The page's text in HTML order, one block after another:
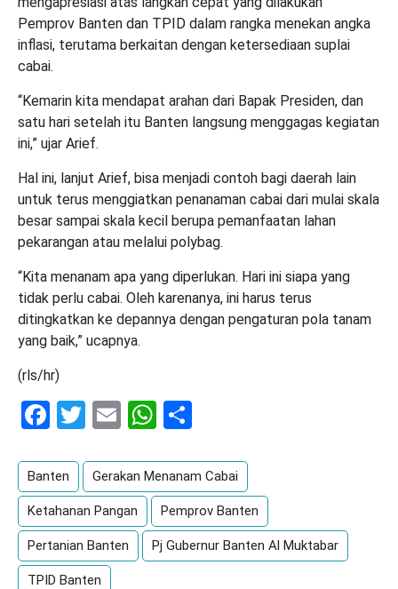
Pemprov Banten dan TPID dalam rangka menekan angka
inflasi, terutama berkaitan dengan ketersediaan suplai
cabai.
“Kemarin kita mendapat arahan dari Bapak Presiden, dan
satu hari setelah itu Banten langsung menggagas kegiatan
ini,” ujar Arief.
Hal ini, lanjut Arief, bisa menjadi contoh bagi daerah lain
untuk terus menggiatkan penanaman cabai dari mulai skala
besar sampai skala kecil berupa pemanfaatan lahan
pekarangan atau melalui polybag.
“Kita menanam apa yang diperlukan. Hari ini siapa yang
tidak perlu cabai. Oleh karenanya, ini harus terus
ditingkatkan ke depannya dengan pengaturan pola tanam
yang baik,” ucapnya.
(rls/hr)
Facebook
Twitter
EmailWhatsApp
Banten Gerakan Menanam Cabai
Ketahanan Pangan Pemprov Banten
Pertanian Banten Pj Gubernur Banten Al Muktabar
TPID Banten